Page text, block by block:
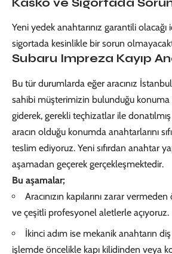
Yeni yedek anahtarınız garantili olacağı
sigortada kesinlikle bir sorun
Subaru Impreza Kayıp
Bu tür durumlarda eğer aracınız
sahibi müşterimizin bulunduğu konuma
giderek, gerekli teçhizatlar ile
aracın olduğu konumda anahtarlarını
teslim ediyoruz. Yeni sıfırdan anahtar
aşamadan geçerek gerçekleşmektedir.
Bu aşamalar;
Aracınızın kapılarını zarar
ve çeşitli profesyonel aletlerle açıyoruz.
İkinci adım ise mekanik anahtarın
işlemde öncelikle kapı kilidinden veya